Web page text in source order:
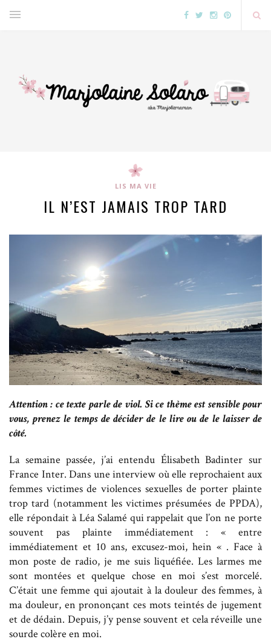
LIS MA VIE
IL N’EST JAMAIS TROP TARD
Attention : ce texte parle de viol. Si ce thème est sensible pour
vous, prenez le temps de décider de le lire ou de le laisser de
côté.
La semaine passée, j’ai entendu Élisabeth Badinter sur
France Inter. Dans une interview où elle reprochaient aux
femmes victimes de violences sexuelles de porter plainte
trop tard (notamment les victimes présumées de PPDA),
elle répondait à Léa Salamé qui rappelait que l’on ne porte
souvent pas plainte immédiatement : « entre
immédiatement et 10 ans, excusez-moi, hein « . Face à
mon poste de radio, je me suis liquéfiée. Les larmes me
sont montées et quelque chose en moi s’est morcelé.
C’était une femme qui ajoutait à la douleur des femmes, à
ma douleur, en prononçant ces mots teintés de jugement
et de dédain. Depuis, j’y pense souvent et cela réveille une
sourde colère en moi.